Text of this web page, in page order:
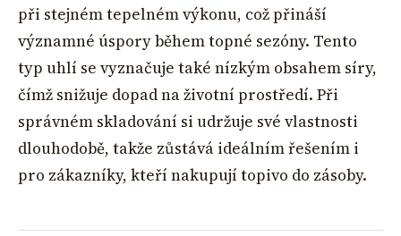
při stejném tepelném výkonu, což přináší
významné úspory během topné sezóny. Tento
typ uhlí se vyznačuje také nízkým obsahem síry,
čímž snižuje dopad na životní prostředí. Při
správném skladování si udržuje své vlastnosti
dlouhodobě, takže zůstává ideálním řešením i
pro zákazníky, kteří nakupují topivo do zásoby.